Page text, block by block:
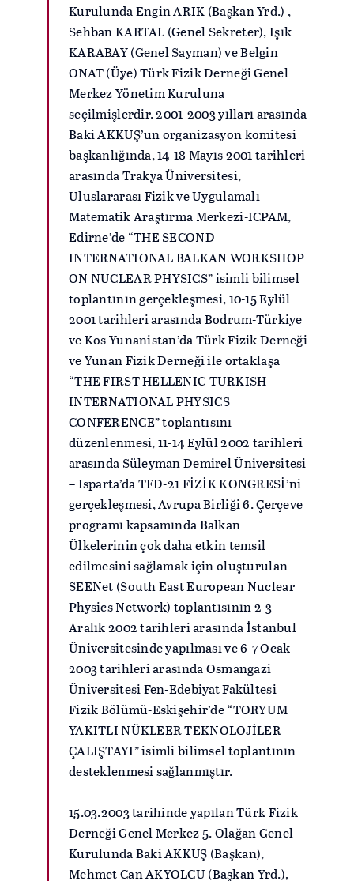
Kurulunda Engin ARIK (Başkan Yrd.) ,
Sehban KARTAL (Genel Sekreter), Işık
KARABAY (Genel Sayman) ve Belgin
ONAT (Üye) Türk Fizik Derneği Genel
Merkez Yönetim Kuruluna
seçilmişlerdir. 2001-2003 yılları arasında
Baki AKKUŞ’un organizasyon komitesi
başkanlığında, 14-18 Mayıs 2001 tarihleri
arasında Trakya Üniversitesi,
Uluslararası Fizik ve Uygulamalı
Matematik Araştırma Merkezi-ICPAM,
Edirne’de “THE SECOND
INTERNATIONAL BALKAN WORKSHOP
ON NUCLEAR PHYSICS” isimli bilimsel
toplantının gerçekleşmesi, 10-15 Eylül
2001 tarihleri arasında Bodrum-Türkiye
ve Kos Yunanistan’da Türk Fizik Derneği
ve Yunan Fizik Derneği ile ortaklaşa
“THE FIRST HELLENIC-TURKISH
INTERNATIONAL PHYSICS
CONFERENCE” toplantısını
düzenlenmesi, 11-14 Eylül 2002 tarihleri
arasında Süleyman Demirel Üniversitesi
– Isparta’da TFD-21 FİZİK KONGRESİ’ni
gerçekleşmesi, Avrupa Birliği 6. Çerçeve
programı kapsamında Balkan
Ülkelerinin çok daha etkin temsil
edilmesini sağlamak için oluşturulan
SEENet (South East European Nuclear
Physics Network) toplantısının 2-3
Aralık 2002 tarihleri arasında İstanbul
Üniversitesinde yapılması ve 6-7 Ocak
2003 tarihleri arasında Osmangazi
Üniversitesi Fen-Edebiyat Fakültesi
Fizik Bölümü-Eskişehir’de “TORYUM
YAKITLI NÜKLEER TEKNOLOJİLER
ÇALIŞTAYI” isimli bilimsel toplantının
desteklenmesi sağlanmıştır.
15.03.2003 tarihinde yapılan Türk Fizik
Derneği Genel Merkez 5. Olağan Genel
Kurulunda Baki AKKUŞ (Başkan),
Mehmet Can AKYOLCU (Başkan Yrd.),